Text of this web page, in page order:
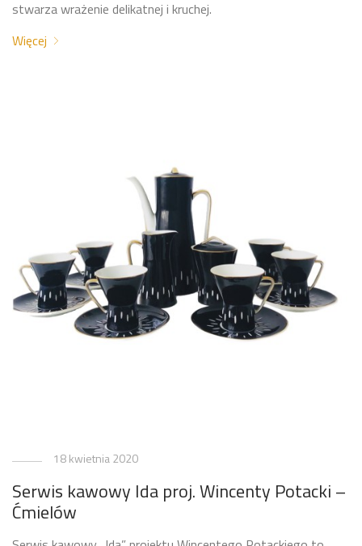
stwarza wrażenie delikatnej i kruchej.
Więcej
18 kwietnia 2020
Serwis kawowy Ida proj. Wincenty Potacki –
Ćmielów